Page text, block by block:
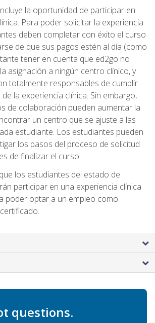
la oportunidad de participar en
Para poder solicitar la experiencia
deben completar con éxito el curso
de que sus pagos estén al día (como
tener en cuenta que ed2go no
asignación a ningún centro clínico, y
totalmente responsables de cumplir
la experiencia clínica. Sin embargo,
de colaboración pueden aumentar la
un centro que se ajuste a las
estudiante. Los estudiantes pueden
los pasos del proceso de solicitud
de finalizar el curso.
los estudiantes del estado de
participar en una experiencia clínica
poder optar a un empleo como
questions.